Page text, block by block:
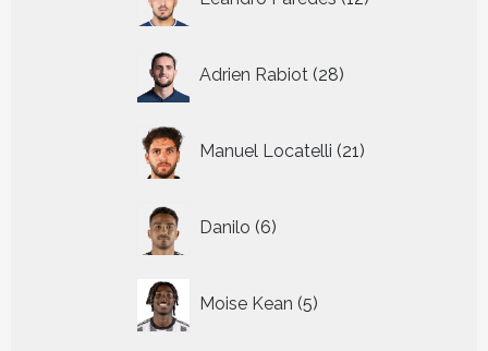
producten
Adrien Rabiot 28
producten
Manuel Locatelli 21
producten
Danilo 6
producten
Moise Kean 5
producten